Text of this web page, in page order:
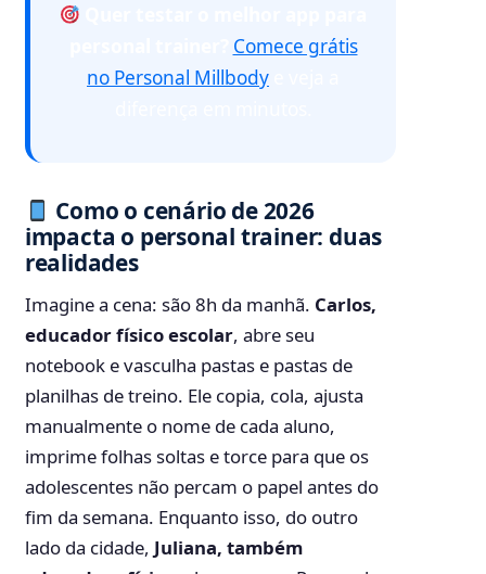
Comece grátis
no Personal Millbody
Como o cenário de 2026
impacta o personal trainer: duas
realidades
Imagine a cena: são 8h da manhã. Carlos,
educador físico escolar, abre seu
notebook e vasculha pastas e pastas de
planilhas de treino. Ele copia, cola, ajusta
manualmente o nome de cada aluno,
imprime folhas soltas e torce para que os
adolescentes não percam o papel antes do
fim da semana. Enquanto isso, do outro
lado da cidade, Juliana, também